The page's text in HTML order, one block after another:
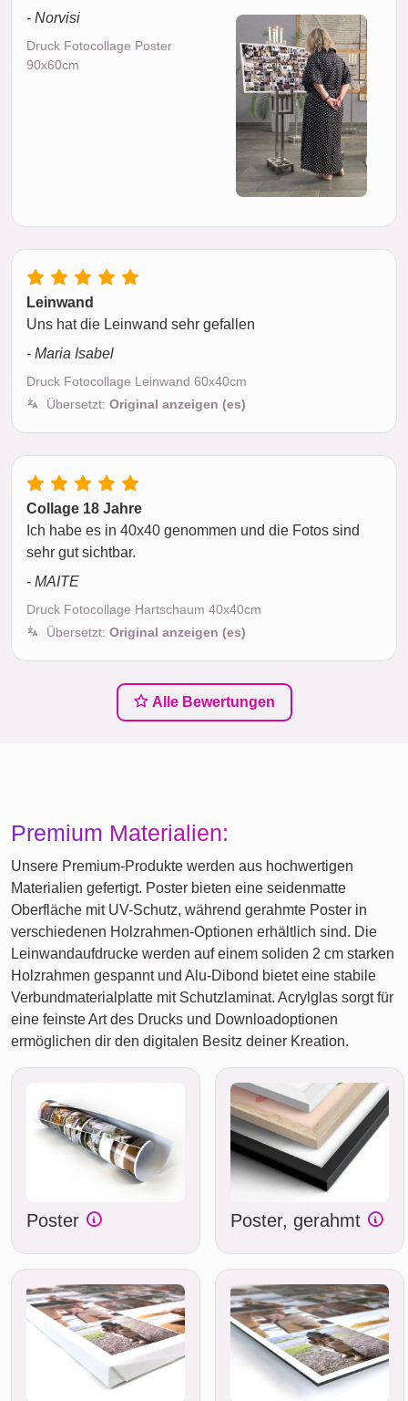
- Norvisi
Druck Fotocollage Poster
90x60cm
Leinwand
Uns hat die Leinwand sehr gefallen
- Maria Isabel
Druck Fotocollage Leinwand 60x40cm
Übersetzt: Original anzeigen (es)
Collage 18 Jahre
Ich habe es in 40x40 genommen und die Fotos sind
sehr gut sichtbar.
- MAITE
Druck Fotocollage Hartschaum 40x40cm
Übersetzt: Original anzeigen (es)
Alle Bewertungen
Premium Materialien:
Unsere Premium-Produkte werden aus hochwertigen
Materialien gefertigt. Poster bieten eine seidenmatte
Oberfläche mit UV-Schutz, während gerahmte Poster in
verschiedenen Holzrahmen-Optionen erhältlich sind. Die
Leinwandaufdrucke werden auf einem soliden 2 cm starken
Holzrahmen gespannt und Alu-Dibond bietet eine stabile
Verbundmaterialplatte mit Schutzlaminat. Acrylglas sorgt für
eine feinste Art des Drucks und Downloadoptionen
ermöglichen dir den digitalen Besitz deiner Kreation.
Poster Poster, gerahmt